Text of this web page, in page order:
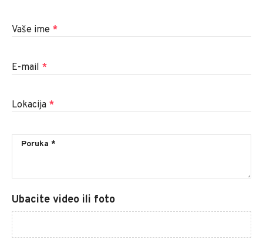
Vaše ime *
E-mail *
Lokacija *
Ubacite video ili foto